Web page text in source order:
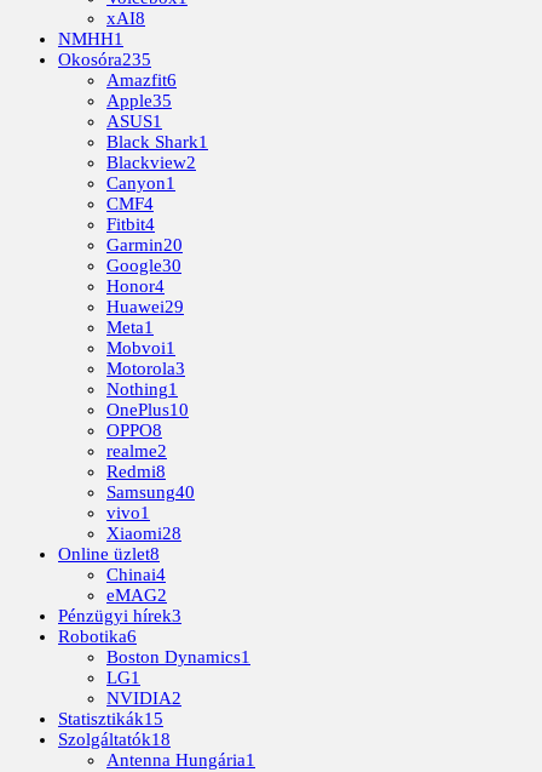
xAI8
NMHH1
Okosóra235
Amazfit6
Apple35
ASUS1
Black Shark1
Blackview2
Canyon1
CMF4
Fitbit4
Garmin20
Google30
Honor4
Huawei29
Meta1
Mobvoi1
Motorola3
Nothing1
OnePlus10
OPPO8
realme2
Redmi8
Samsung40
vivo1
Xiaomi28
Online üzlet8
Chinai4
eMAG2
Pénzügyi hírek3
Robotika6
Boston Dynamics1
LG1
NVIDIA2
Statisztikák15
Szolgáltatók18
Antenna Hungária1